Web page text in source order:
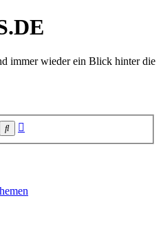
immer wieder ein Blick hinter die
Suche